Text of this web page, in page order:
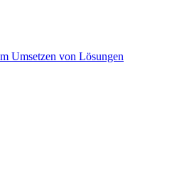
Umsetzen von Lösungen